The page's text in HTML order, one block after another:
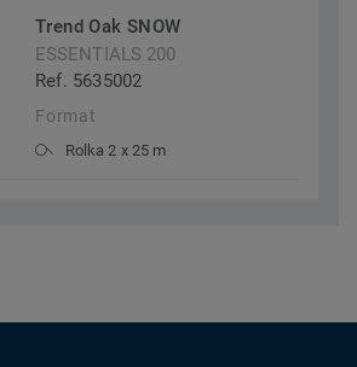
Trend Oak SNOW
ESSENTIALS 200
Ref. 5635002
Format
Rolka 2 x 25 m